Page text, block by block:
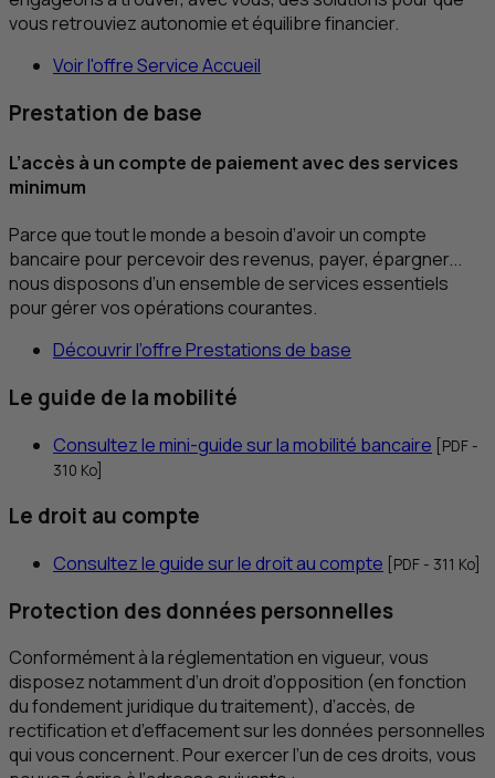
vous retrouviez autonomie et équilibre financier.
Voir l'offre Service Accueil
Prestation de base
L’accès à un compte de paiement avec des services
minimum
Parce que tout le monde a besoin d’avoir un compte
bancaire pour percevoir des revenus, payer, épargner...
nous disposons d’un ensemble de services essentiels
pour gérer vos opérations courantes.
Découvrir l’offre Prestations de base
Le guide de la mobilité
Consultez le mini-guide sur la mobilité bancaire PDF -
310 Ko]
Le droit au compte
Consultez le guide sur le droit au compte PDF - 311 Ko]
Protection des données personnelles
Conformément à la réglementation en vigueur, vous
disposez notamment d’un droit d’opposition (en fonction
du fondement juridique du traitement), d’accès, de
rectification et d’effacement sur les données personnelles
qui vous concernent. Pour exercer l’un de ces droits, vous